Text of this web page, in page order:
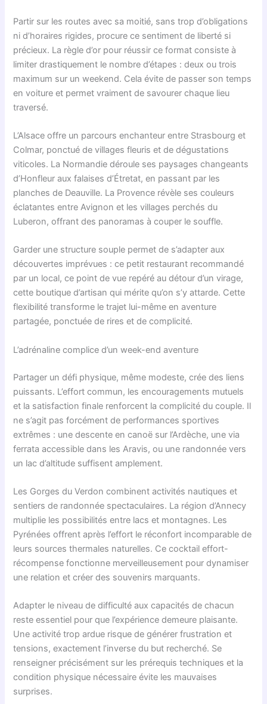
Partir sur les routes avec sa moitié, sans trop d’obligations
ni d’horaires rigides, procure ce sentiment de liberté si
précieux. La règle d’or pour réussir ce format consiste à
limiter drastiquement le nombre d’étapes : deux ou trois
maximum sur un weekend. Cela évite de passer son temps
en voiture et permet vraiment de savourer chaque lieu
traversé.
L’Alsace offre un parcours enchanteur entre Strasbourg et
Colmar, ponctué de villages fleuris et de dégustations
viticoles. La Normandie déroule ses paysages changeants
d’Honfleur aux falaises d’Étretat, en passant par les
planches de Deauville. La Provence révèle ses couleurs
éclatantes entre Avignon et les villages perchés du
Luberon, offrant des panoramas à couper le souffle.
Garder une structure souple permet de s’adapter aux
découvertes imprévues : ce petit restaurant recommandé
par un local, ce point de vue repéré au détour d’un virage,
cette boutique d’artisan qui mérite qu’on s’y attarde. Cette
flexibilité transforme le trajet lui-même en aventure
partagée, ponctuée de rires et de complicité.
L’adrénaline complice d’un week-end aventure
Partager un défi physique, même modeste, crée des liens
puissants. L’effort commun, les encouragements mutuels
et la satisfaction finale renforcent la complicité du couple. Il
ne s’agit pas forcément de performances sportives
extrêmes : une descente en canoë sur l’Ardèche, une via
ferrata accessible dans les Aravis, ou une randonnée vers
un lac d’altitude suffisent amplement.
Les Gorges du Verdon combinent activités nautiques et
sentiers de randonnée spectaculaires. La région d’Annecy
multiplie les possibilités entre lacs et montagnes. Les
Pyrénées offrent après l’effort le réconfort incomparable de
leurs sources thermales naturelles. Ce cocktail effort-
récompense fonctionne merveilleusement pour dynamiser
une relation et créer des souvenirs marquants.
Adapter le niveau de difficulté aux capacités de chacun
reste essentiel pour que l’expérience demeure plaisante.
Une activité trop ardue risque de générer frustration et
tensions, exactement l’inverse du but recherché. Se
renseigner précisément sur les prérequis techniques et la
condition physique nécessaire évite les mauvaises
surprises.